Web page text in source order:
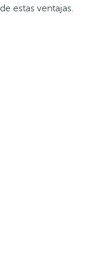
de estas ventajas.